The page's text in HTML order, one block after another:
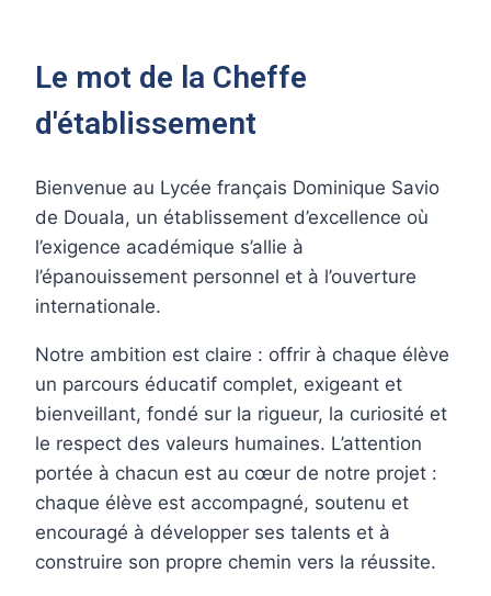
Le mot de la Cheffe
d'établissement
Bienvenue au Lycée français Dominique Savio
de Douala, un établissement d’excellence où
l’exigence académique s’allie à
l’épanouissement personnel et à l’ouverture
internationale.
Notre ambition est claire : offrir à chaque élève
un parcours éducatif complet, exigeant et
bienveillant, fondé sur la rigueur, la curiosité et
le respect des valeurs humaines. L’attention
portée à chacun est au cœur de notre projet :
chaque élève est accompagné, soutenu et
encouragé à développer ses talents et à
construire son propre chemin vers la réussite.